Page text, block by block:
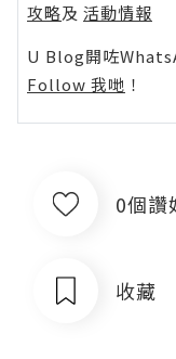
攻略及 活動情報
U Blog開咗
Follow 我哋 ！
0個讚
收藏